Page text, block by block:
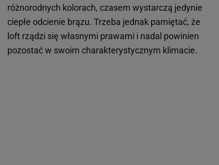
różnorodnych kolorach, czasem wystarczą jedynie
ciepłe odcienie brązu. Trzeba jednak pamiętać, że
loft rządzi się własnymi prawami i nadal powinien
pozostać w swoim charakterystycznym klimacie.